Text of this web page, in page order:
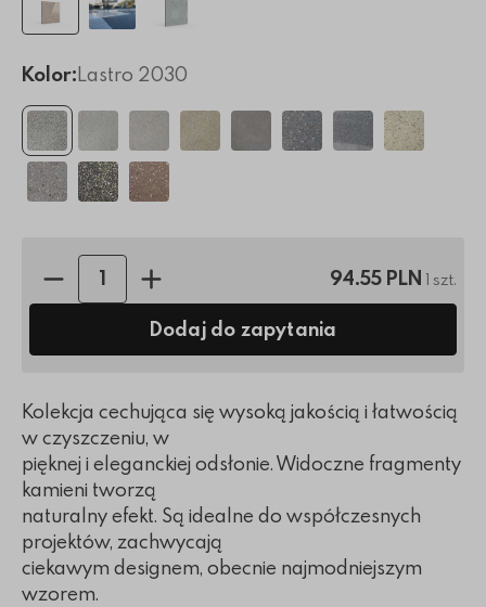
Kolor:Lastro 2030
Ilość sztuk: 94.55 PLN 1 szt.
Dodaj do zapytania
Kolekcja cechująca się wysoką jakością i łatwością
w czyszczeniu, w
pięknej i eleganckiej odsłonie. Widoczne fragmenty
kamieni tworzą
naturalny efekt. Są idealne do współczesnych
projektów, zachwycają
ciekawym designem, obecnie najmodniejszym
wzorem.